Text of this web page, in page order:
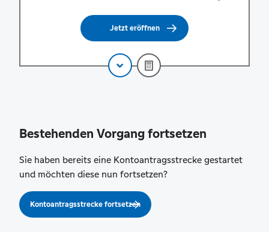
Jetzt eröffnen
Bestehenden Vorgang fortsetzen
Sie haben bereits eine Kontoantragsstrecke gestartet
und möchten diese nun fortsetzen?
Kontoantragsstrecke fortsetzen